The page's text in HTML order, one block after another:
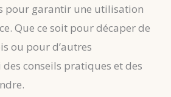
pour garantir une utilisation
Que ce soit pour décaper de
ou pour d’autres
conseils pratiques et des